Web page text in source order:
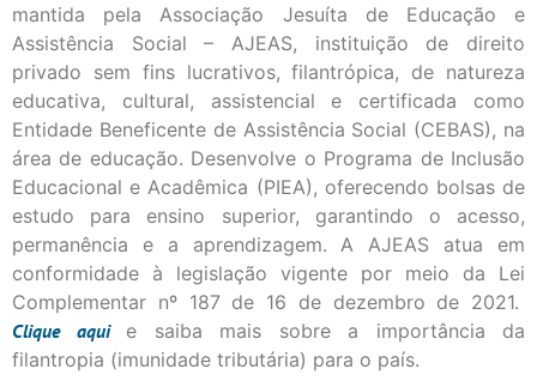
mantida pela Associação Jesuíta de Educação e
Assistência Social – AJEAS, instituição de direito
privado sem fins lucrativos, filantrópica, de natureza
educativa, cultural, assistencial e certificada como
Entidade Beneficente de Assistência Social (CEBAS), na
área de educação. Desenvolve o Programa de Inclusão
Educacional e Acadêmica (PIEA), oferecendo bolsas de
estudo para ensino superior, garantindo o acesso,
permanência e a aprendizagem. A AJEAS atua em
conformidade à legislação vigente por meio da Lei
Complementar nº 187 de 16 de dezembro de 2021.
Cliqueaqui
e saiba mais sobre a importância da
filantropia (imunidade tributária) para o país.